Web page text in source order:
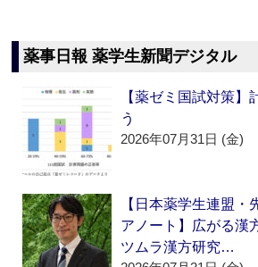
薬事日報 薬学生新聞デジタル
【薬ゼミ国試対策】
う
2026年07月31日 (金)
【日本薬学生連盟・
アノート】広がる
ツムラ漢方研究…